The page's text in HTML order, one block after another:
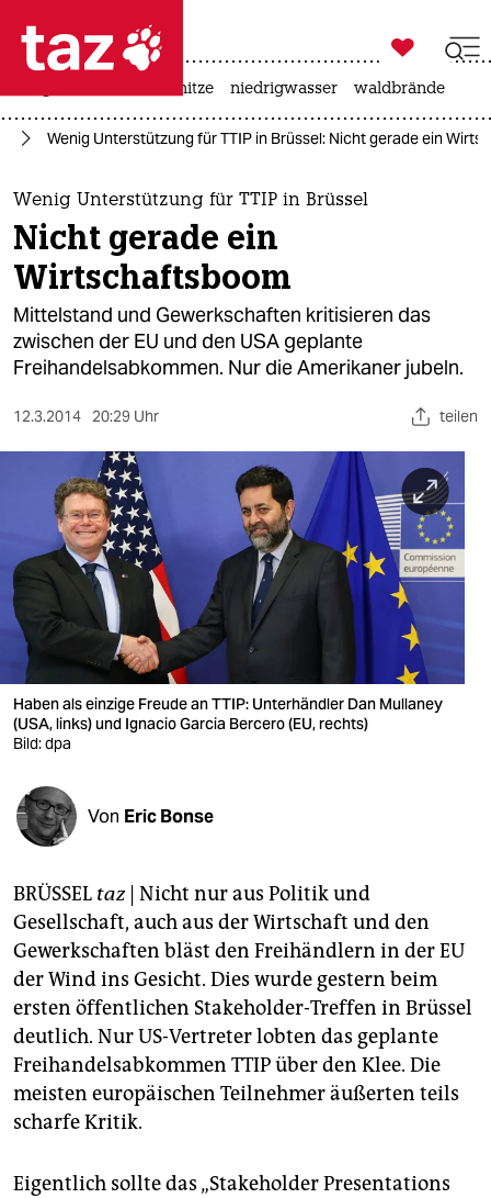
 taz zahl ich
taz zahl ich
themen
politik
öko
gesellschaft
sport
berlin
nord
wahrheit
verlag
verlag
veranstaltungen
fragen & hilfe
abo
genossenschaft
epaper login

taz zahl ich
hitze niedrigwasser waldbrände
Wenig Unterstützung für TTIP in Brüssel: Nicht gerade ein
Wenig Unterstützung für TTIP in Brüssel
Nicht gerade ein
Wirtschaftsboom
Mittelstand und Gewerkschaften kritisieren das
zwischen der EU und den USA geplante
Freihandelsabkommen. Nur die Amerikaner jubeln.
12.3.2014 20:29 Uhr teilen
Haben als einzige Freude an TTIP: Unterhändler Dan Mullaney
(USA, links) und Ignacio Garcia Bercero (EU, rechts)
Bild: dpa
Von Eric Bonse
BRÜSSEL taz| Nicht nur aus Politik und
Gesellschaft, auch aus der Wirtschaft und den
Gewerkschaften bläst den Freihändlern in der EU
der Wind ins Gesicht. Dies wurde gestern beim
ersten öffentlichen Stakeholder-Treffen in Brüssel
deutlich. Nur US-Vertreter lobten das geplante
Freihandelsabkommen TTIP über den Klee. Die
meisten europäischen Teilnehmer äußerten teils
scharfe Kritik.
Eigentlich sollte das „Stakeholder Presentations